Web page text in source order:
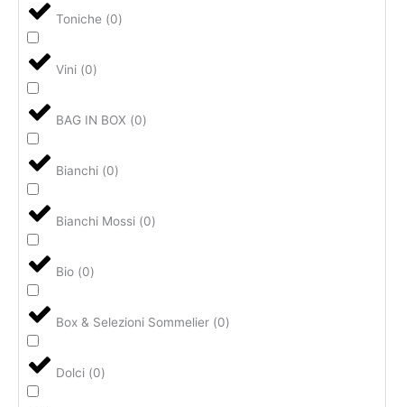
Toniche (0)
Vini (0)
BAG IN BOX (0)
Bianchi (0)
Bianchi Mossi (0)
Bio (0)
Box & Selezioni Sommelier (0)
Dolci (0)